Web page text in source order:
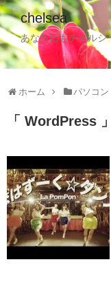
chelsea
あなたにもチェルシ
ホーム パソコン
WordPress